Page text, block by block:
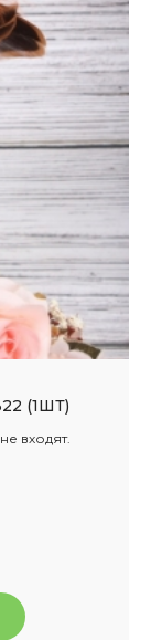
(1ШТ)
входят.